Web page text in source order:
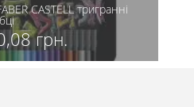
CASTELL тригранні
грн.